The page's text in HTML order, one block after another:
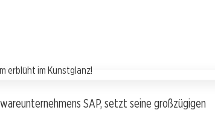
SAP, setzt seine großzügigen